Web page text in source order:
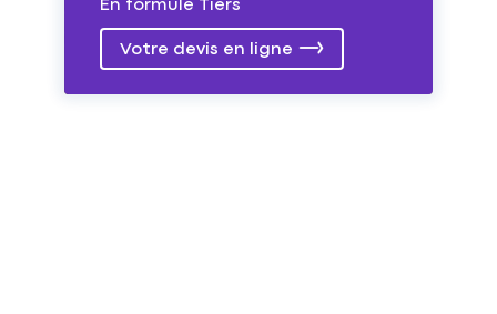
En formule Tiers
Votre devis en ligne